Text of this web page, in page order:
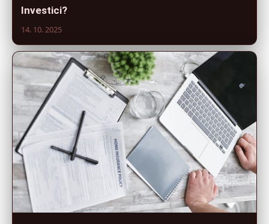
Investici?
14. 10. 2025